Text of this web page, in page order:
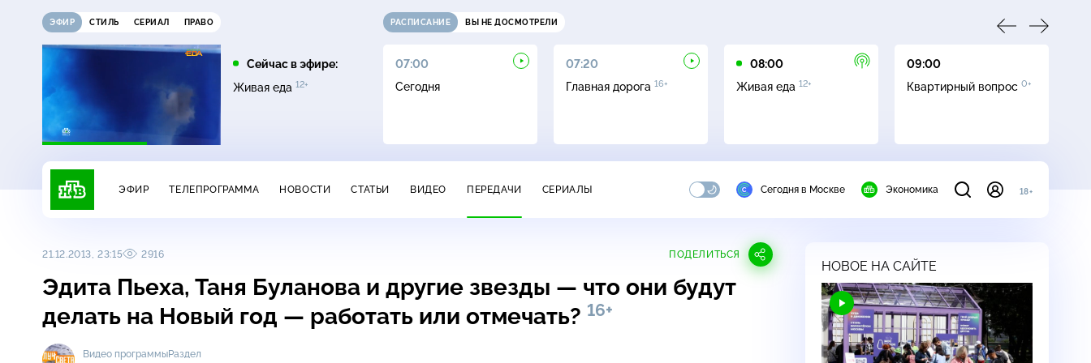
ЭФИР СТИЛЬ СЕРИАЛ ПРАВО
Сейчас в эфире:
Живая еда 12+
РАСПИСАНИЕ ВЫ НЕ ДОСМОТРЕЛИ
Поедем, поедим!
06:20
Едим Дома0+
07:00
Сегодня
07:20
Главная дорога 16+
08:00
Живая еда 12+
09:00
Квартирный вопрос 0+
ЭФИР ТЕЛЕПРОГРАММА НОВОСТИ СТАТЬИ ВИДЕО ПЕРЕДАЧИ СЕРИАЛЫ Сегодня в Москве Экономика 18+
21.12.2013, 23:15 2916 ПОДЕЛИТЬСЯ
Эдита Пьеха, Таня Буланова и другие звезды — что они будут
делать на Новый год — работать или отмечать? 16+
Видео программыРаздел
НОВОЕ НА САЙТЕ